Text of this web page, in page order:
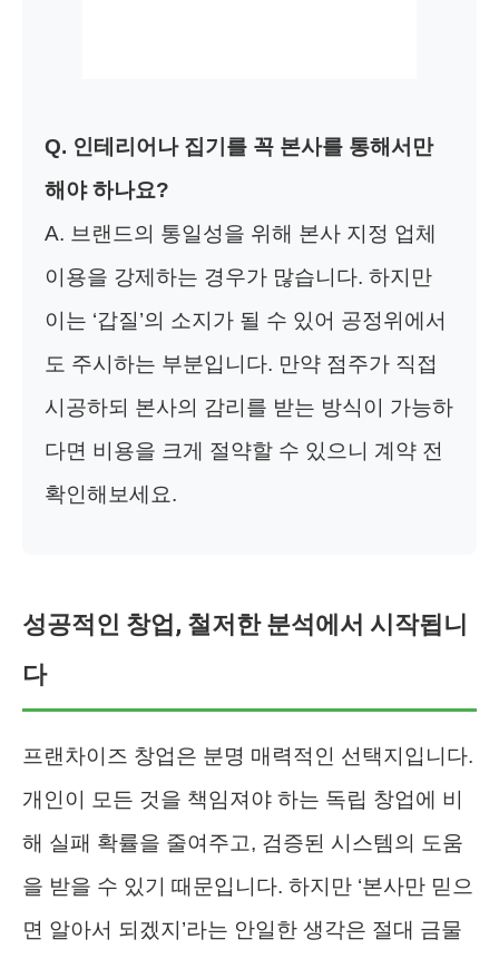
Q. 인테리어나 집기를 꼭 본사를 통해서만
해야 하나요?
A. 브랜드의 통일성을 위해 본사 지정 업체
이용을 강제하는 경우가 많습니다. 하지만
이는 ‘갑질’의 소지가 될 수 있어 공정위에서
도 주시하는 부분입니다. 만약 점주가 직접
시공하되 본사의 감리를 받는 방식이 가능하
다면 비용을 크게 절약할 수 있으니 계약 전
확인해보세요.
성공적인 창업, 철저한 분석에서 시작됩니
다
프랜차이즈 창업은 분명 매력적인 선택지입니다.
개인이 모든 것을 책임져야 하는 독립 창업에 비
해 실패 확률을 줄여주고, 검증된 시스템의 도움
을 받을 수 있기 때문입니다. 하지만 ‘본사만 믿으
면 알아서 되겠지’라는 안일한 생각은 절대 금물